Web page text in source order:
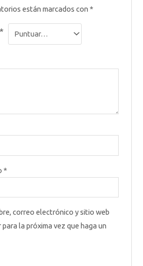
están marcados con *
*
*
correo electrónico y sitio web
la próxima vez que haga un